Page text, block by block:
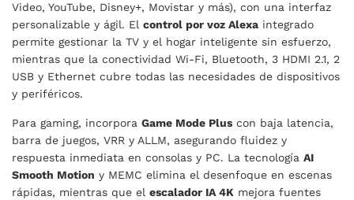
Video, YouTube, Disney+, Movistar y más), con una interfaz
personalizable y ágil. El control por voz Alexa integrado
permite gestionar la TV y el hogar inteligente sin esfuerzo,
mientras que la conectividad Wi-Fi, Bluetooth, 3 HDMI 2.1, 2
USB y Ethernet cubre todas las necesidades de dispositivos
y periféricos.
Para gaming, incorpora Game Mode Plus con baja latencia,
barra de juegos, VRR y ALLM, asegurando fluidez y
respuesta inmediata en consolas y PC. La tecnología AI
Smooth Motion y MEMC elimina el desenfoque en escenas
rápidas, mientras que el escalador IA 4K mejora fuentes